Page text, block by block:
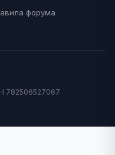
форума
782506527067